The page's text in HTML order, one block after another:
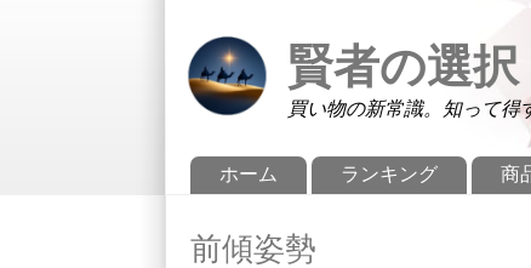
賢者の選択
買い物の新常識。知って得
メインメニュー
ホーム ランキング 商
前傾姿勢